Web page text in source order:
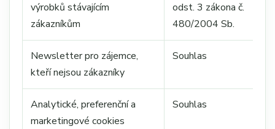
výrobků stávajícím
zákazníkům
odst. 3 zákona č.
480/2004 Sb.
Newsletter pro zájemce,
kteří nejsou zákazníky
Souhlas
Analytické, preferenční a
marketingové cookies
Souhlas